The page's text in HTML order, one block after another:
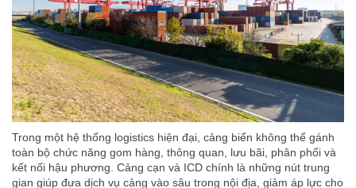
Trong một hệ thống logistics hiện đại, cảng biển không thể gánh
toàn bộ chức năng gom hàng, thông quan, lưu bãi, phân phối và
kết nối hậu phương. Cảng cạn và ICD chính là những nút trung
gian giúp đưa dịch vụ cảng vào sâu trong nội địa, giảm áp lực cho